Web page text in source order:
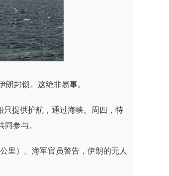
封锁。这绝非易事。
提供护航，通过海峡。周四，特
参与。
）。海军官员警告，伊朗的无人